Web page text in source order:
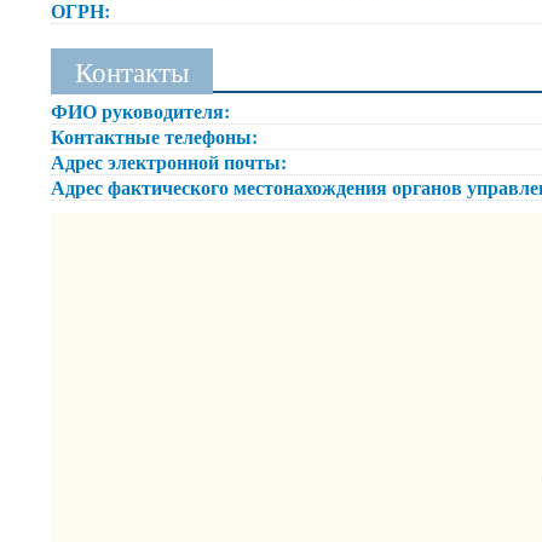
ОГРН:
Контакты
ФИО руководителя:
Контактные телефоны:
Адрес электронной почты:
Адрес фактического местонахождения органов